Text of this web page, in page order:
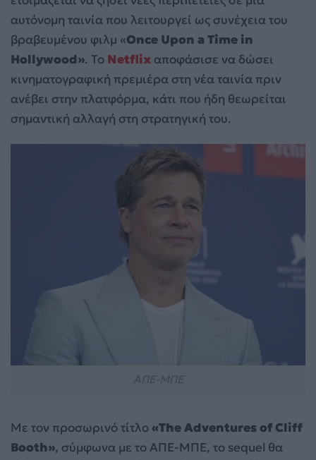
αυτόνομη ταινία που λειτουργεί ως συνέχεια του
βραβευμένου φιλμ «Once Upon a Time in
Hollywood». Το Netflix αποφάσισε να δώσει
κινηματογραφική πρεμιέρα στη νέα ταινία πριν
ανέβει στην πλατφόρμα, κάτι που ήδη θεωρείται
σημαντική αλλαγή στη στρατηγική του.
Με τον προσωρινό τίτλο«The Adventures of Cliff
Booth», σύμφωνα με το ΑΠΕ-ΜΠΕ, το sequel θα